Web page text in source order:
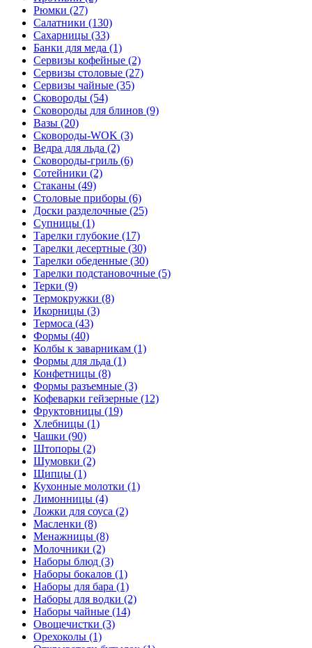
Рюмки (27)
Салатники (130)
Сахарницы (33)
Банки для меда (1)
Сервизы кофейные (2)
Сервизы столовые (27)
Сервизы чайные (35)
Сковороды (54)
Сковороды для блинов (9)
Вазы (20)
Сковороды-WOK (3)
Ведра для льда (2)
Сковороды-гриль (6)
Сотейники (2)
Стаканы (49)
Столовые приборы (6)
Доски разделочные (25)
Супницы (1)
Тарелки глубокие (17)
Тарелки десертные (30)
Тарелки обеденные (30)
Тарелки подстановочные (5)
Терки (9)
Термокружки (8)
Икорницы (3)
Термоса (43)
Формы (40)
Колбы к заварникам (1)
Формы для льда (1)
Конфетницы (8)
Формы разъемные (3)
Кофеварки гейзерные (12)
Фруктовницы (19)
Хлебницы (1)
Чашки (90)
Штопоры (2)
Шумовки (2)
Щипцы (1)
Кухонные молотки (1)
Лимонницы (4)
Ложки для соуса (2)
Масленки (8)
Менажницы (8)
Молочники (2)
Наборы блюд (3)
Наборы бокалов (1)
Наборы для бара (1)
Наборы для водки (2)
Наборы чайные (14)
Овощечистки (3)
Орехоколы (1)